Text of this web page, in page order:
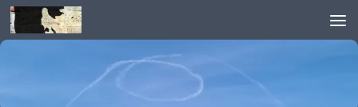
Skip to content